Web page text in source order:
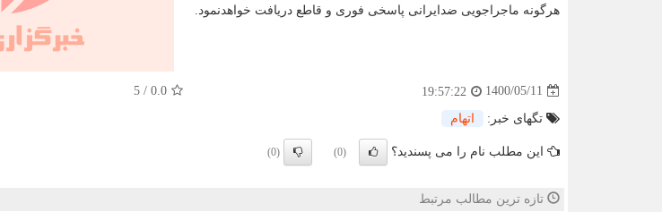
هرگونه ماجراجویی ضدایرانی پاسخی فوری و قاطع دریافت خواهدنمود.
1400/05/11
19:57:22
0.0
/
5
تگهای خبر: اتهام
این مطلب نام را می پسندید؟ (0)
(0)
تازه ترین مطالب مرتبط